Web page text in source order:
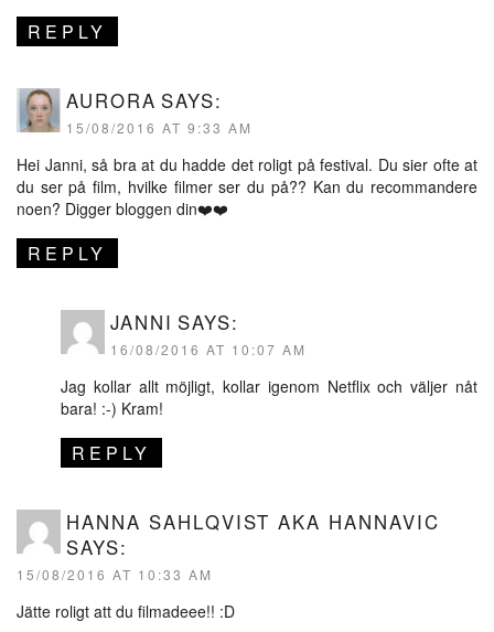
REPLY
AURORA SAYS:
15/08/2016 AT 9:33 AM
Hei Janni, så bra at du hadde det roligt på festival. Du sier ofte at
du ser på film, hvilke filmer ser du på?? Kan du recommandere
noen? Digger bloggen din❤️❤️
REPLY
JANNI SAYS:
16/08/2016 AT 10:07 AM
Jag kollar allt möjligt, kollar igenom Netflix och väljer nåt
bara! :-) Kram!
REPLY
HANNA SAHLQVIST AKA HANNAVIC
SAYS:
15/08/2016 AT 10:33 AM
Jätte roligt att du filmadeee!! :D